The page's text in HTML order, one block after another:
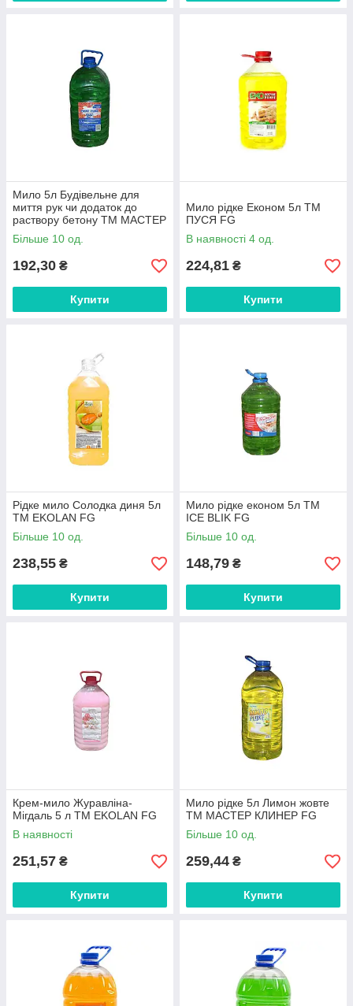
Мило 5л Будівельне для
миття рук чи додаток до
раствору бетону ТМ МАСТЕР
КЛИНЕР FG FG
Більше 10 од.
192,30 ₴
Купити
Мило рідке Економ 5л ТМ
ПУСЯ FG
В наявності 4 од.
224,81 ₴
Купити
Рідке мило Солодка диня 5л
ТМ EKOLAN FG
Більше 10 од.
238,55 ₴
Купити
Мило рідке економ 5л ТМ
ICE BLIK FG
Більше 10 од.
148,79 ₴
Купити
Крем-мило Журавліна-
Мігдаль 5 л ТМ EKOLAN FG
В наявності
251,57 ₴
Купити
Мило рідке 5л Лимон жовте
ТМ МАСТЕР КЛИНЕР FG
Більше 10 од.
259,44 ₴
Купити